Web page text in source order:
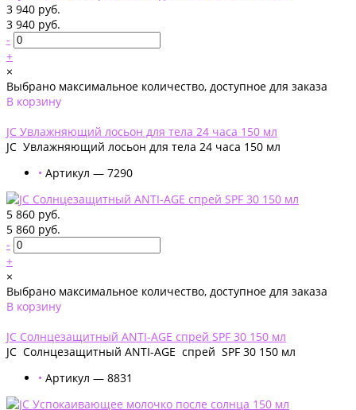
3 940 руб.
3 940 руб.
-
+
×
Выбрано максимальное количество, доступное для заказа
В корзину
JС Увлажняющий лосьон для тела 24 часа 150 мл
JС Увлажняющий лосьон для тела 24 часа 150 мл
• Артикул — 7290
5 860 руб.
5 860 руб.
-
+
×
Выбрано максимальное количество, доступное для заказа
В корзину
JС Солнцезащитный ANTI-AGE спрей SPF 30 150 мл
JС Солнцезащитный ANTI-AGE спрей SPF 30 150 мл
• Артикул — 8831